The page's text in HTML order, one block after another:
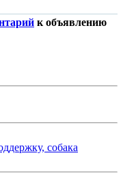
к объявлению
собака